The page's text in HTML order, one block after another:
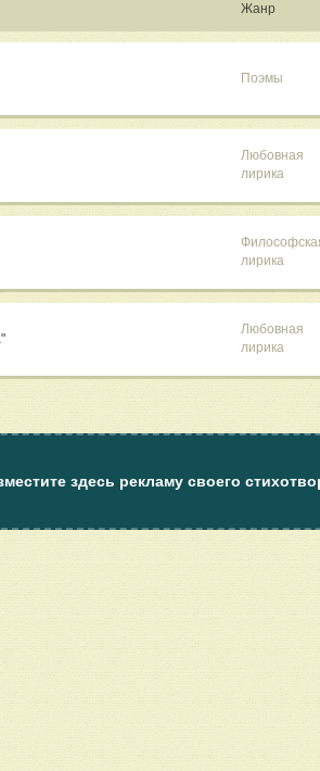
Жанр
Поэмы
Любовная
лирика
лирика
Любовная
лирика
здесь рекламу своего